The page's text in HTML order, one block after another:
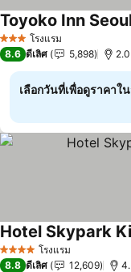
3 ดาว โรงแรม
Toyoko Inn
8.6 ดีเลิศ 5,898
เลือกวันที่เพื่อดูราคาใ
4 ดาว โรงแรม
Hotel Skypark
8.8 ดีเลิศ 12,609